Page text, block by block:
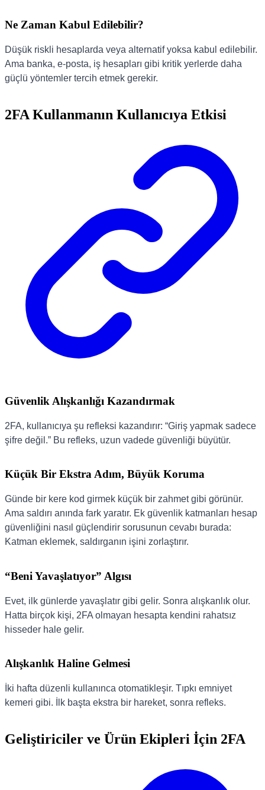
Ne Zaman Kabul Edilebilir?
Düşük riskli hesaplarda veya alternatif yoksa kabul edilebilir.
Ama banka, e-posta, iş hesapları gibi kritik yerlerde daha
güçlü yöntemler tercih etmek gerekir.
2FA Kullanmanın Kullanıcıya Etkisi
Güvenlik Alışkanlığı Kazandırmak
2FA, kullanıcıya şu refleksi kazandırır: “Giriş yapmak sadece
şifre değil.” Bu refleks, uzun vadede güvenliği büyütür.
Küçük Bir Ekstra Adım, Büyük Koruma
Günde bir kere kod girmek küçük bir zahmet gibi görünür.
Ama saldırı anında fark yaratır. Ek güvenlik katmanları hesap
güvenliğini nasıl güçlendirir sorusunun cevabı burada:
Katman eklemek, saldırganın işini zorlaştırır.
“Beni Yavaşlatıyor” Algısı
Evet, ilk günlerde yavaşlatır gibi gelir. Sonra alışkanlık olur.
Hatta birçok kişi, 2FA olmayan hesapta kendini rahatsız
hisseder hale gelir.
Alışkanlık Haline Gelmesi
İki hafta düzenli kullanınca otomatikleşir. Tıpkı emniyet
kemeri gibi. İlk başta ekstra bir hareket, sonra refleks.
Geliştiriciler ve Ürün Ekipleri İçin 2FA